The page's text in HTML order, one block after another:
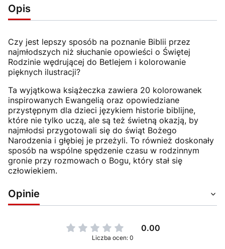
Opis
Czy jest lepszy sposób na poznanie Biblii przez
najmłodszych niż słuchanie opowieści o Świętej
Rodzinie wędrującej do Betlejem i kolorowanie
pięknych ilustracji?
Ta wyjątkowa książeczka zawiera 20 kolorowanek
inspirowanych Ewangelią oraz opowiedziane
przystępnym dla dzieci językiem historie biblijne,
które nie tylko uczą, ale są też świetną okazją, by
najmłodsi przygotowali się do świąt Bożego
Narodzenia i głębiej je przeżyli. To również doskonały
sposób na wspólne spędzenie czasu w rodzinnym
gronie przy rozmowach o Bogu, który stał się
człowiekiem.
Opinie
0.00
Liczba ocen: 0